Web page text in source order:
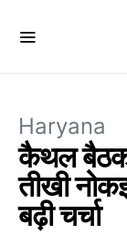
Haryana
कैथल बैठक
तीखी
बढ़ी चर्चा